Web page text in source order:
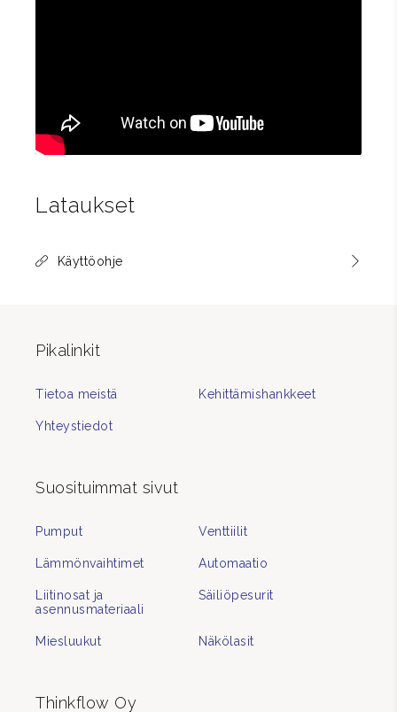
Lataukset
Käyttöohje
Pikalinkit
Tietoa meistä Kehittämishankkeet
Yhteystiedot
Suosituimmat sivut
Pumput Venttiilit
Lämmönvaihtimet Automaatio
Liitinosat ja
asennusmateriaali
Säiliöpesurit
Miesluukut Näkölasit
Thinkflow Oy